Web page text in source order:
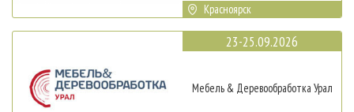
Красноярск
23-25.09.2026
Мебель & Деревообработка Урал